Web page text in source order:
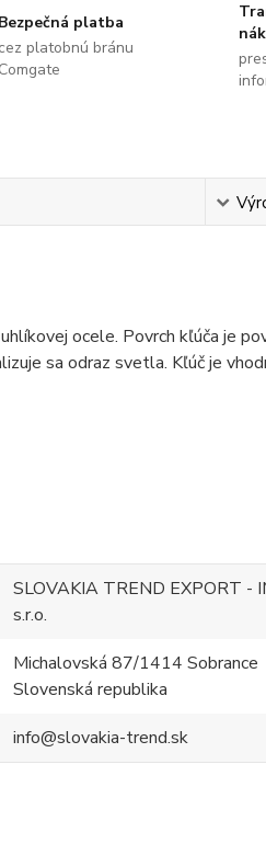
Bezpečná platba
cez platobnú bránu
Comgate
ocele. Povrch kľúča je
sa odraz svetla. Kľúč je
SLOVAKIA TREND EXPORT -
s.r.o.
Michalovská 87/1414 Sobrance
Slovenská republika
info@slovakia-trend.sk